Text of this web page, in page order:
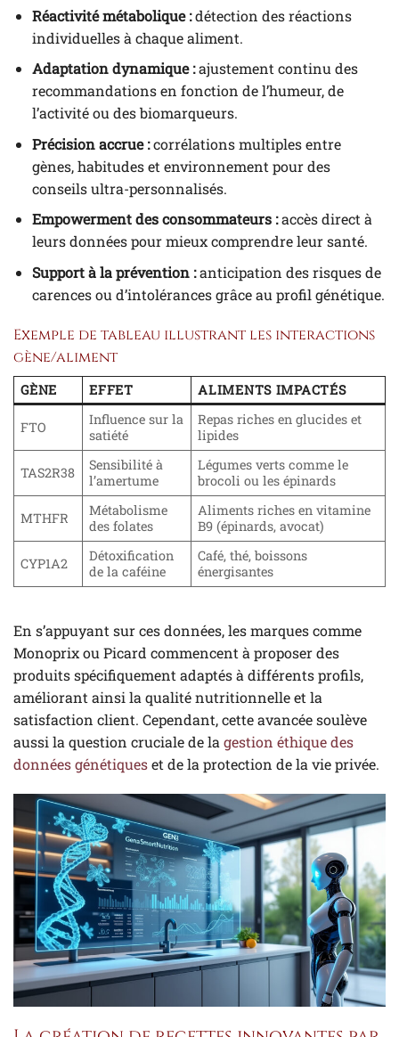
Réactivité métabolique :détection des réactions
individuelles à chaque aliment.
Adaptation dynamique :ajustement continu des
recommandations en fonction de l’humeur, de
l’activité ou des biomarqueurs.
Précision accrue :corrélations multiples entre
gènes, habitudes et environnement pour des
conseils ultra-personnalisés.
Empowerment des consommateurs :accès direct à
leurs données pour mieux comprendre leur santé.
Support à la prévention :anticipation des risques de
carences ou d’intolérances grâce au profil génétique.
Exemple de tableau illustrant les interactions
gène/aliment
GÈNE EFFET ALIMENTS IMPACTÉS
FTO
Influence sur la
satiété
Repas riches en glucides et
lipides
TAS2R38
Sensibilité à
l’amertume
Légumes verts comme le
brocoli ou les épinards
MTHFR
Métabolisme
des folates
Aliments riches en vitamine
B9 (épinards, avocat)
CYP1A2
Détoxification
de la caféine
Café, thé, boissons
énergisantes
En s’appuyant sur ces données, les marques comme
Monoprix ou Picard commencent à proposer des
produits spécifiquement adaptés à différents profils,
améliorant ainsi la qualité nutritionnelle et la
satisfaction client. Cependant, cette avancée soulève
aussi la question cruciale de lagestion éthique des
données génétiqueset de la protection de la vie privée.